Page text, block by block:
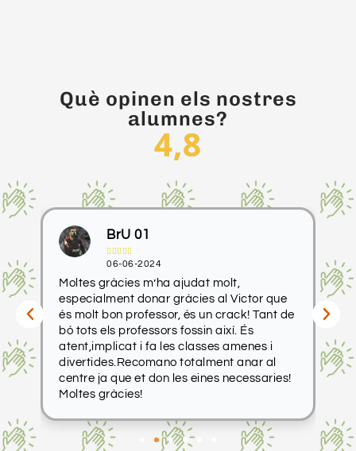
Què opinen els nostres
alumnes?
4,8
y
BrU 01
  
06-06-2024
Moltes gràcies m’ha ajudat molt,
especialment donar gràcies al Victor que
és molt bon professor, és un crack! Tant de
bó tots els professors fossin així. És
atent,implicat i fa les classes amenes i
divertides.Recomano totalment anar al
centre ja que et don les eines necessaries!
Moltes gràcies!